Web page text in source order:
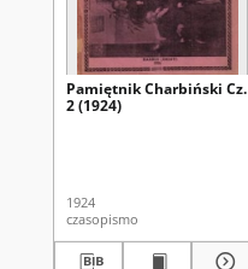
Pamiętnik Charbiński Cz.
2 (1924)
1924
czasopismo